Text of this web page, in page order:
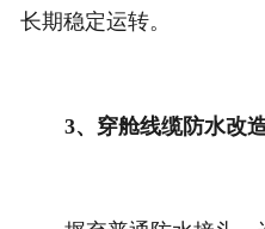
长期稳定运转。
3、穿舱线缆防水改